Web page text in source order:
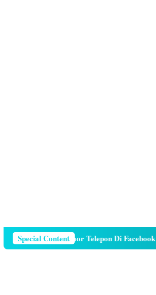
Special Content
Menghapus Nomor Telepon Di Facebook